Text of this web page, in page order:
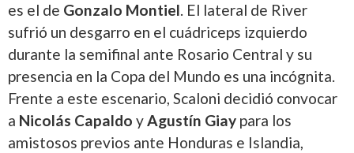
es el de Gonzalo Montiel. El lateral de River
sufrió un desgarro en el cuádriceps izquierdo
durante la semifinal ante Rosario Central y su
presencia en la Copa del Mundo es una incógnita.
Frente a este escenario, Scaloni decidió convocar
a Nicolás Capaldo yAgustín Giay para los
amistosos previos ante Honduras e Islandia,